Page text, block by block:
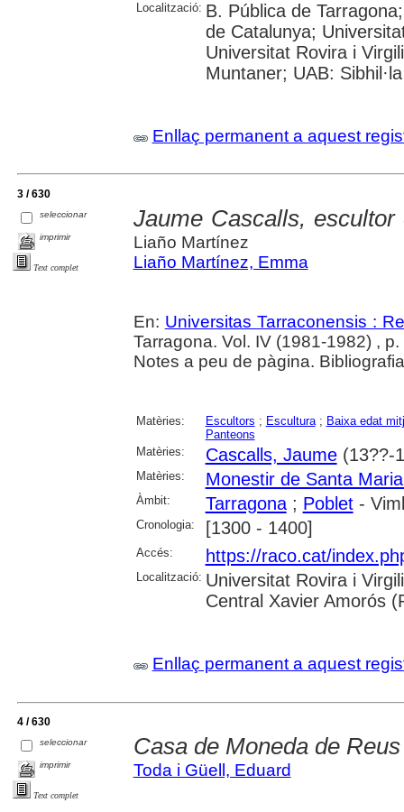
Localització: B. Pública de
de Catalunya;
Universitat Rovira i
Muntaner; UAB: Sibhil·la
Enllaç permanent a aquest
3 / 630
seleccionar
imprimir
Text complet
Jaume Cascalls,
Liaño Martínez
Liaño Martínez, Emma
En: Universitas Tarraconensis :
Tarragona. Vol. IV (1981-1982) , p.
Notes a peu de pàgina.
Matèries: Escultors ; Escultura; Baixa edat
Panteons
Matèries:
Cascalls, Jaume(13??-
Matèries: Monestir de Santa
Àmbit: Tarragona; Poblet-
Cronologia: [1300 - 1400]
Accés: https://raco.cat/
Localització: Universitat Rovira i
Central Xavier Amorós
Enllaç permanent a aquest
4 / 630
seleccionar
imprimir
Text complet
Casa de Moneda de Reus
Toda i Güell, Eduard